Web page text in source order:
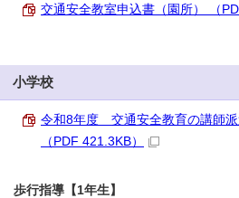
交通安全教室申込書（園所） （
小学校
令和8年度 交通安全教育の講師派
（PDF 421.3KB）
歩行指導【1年生】